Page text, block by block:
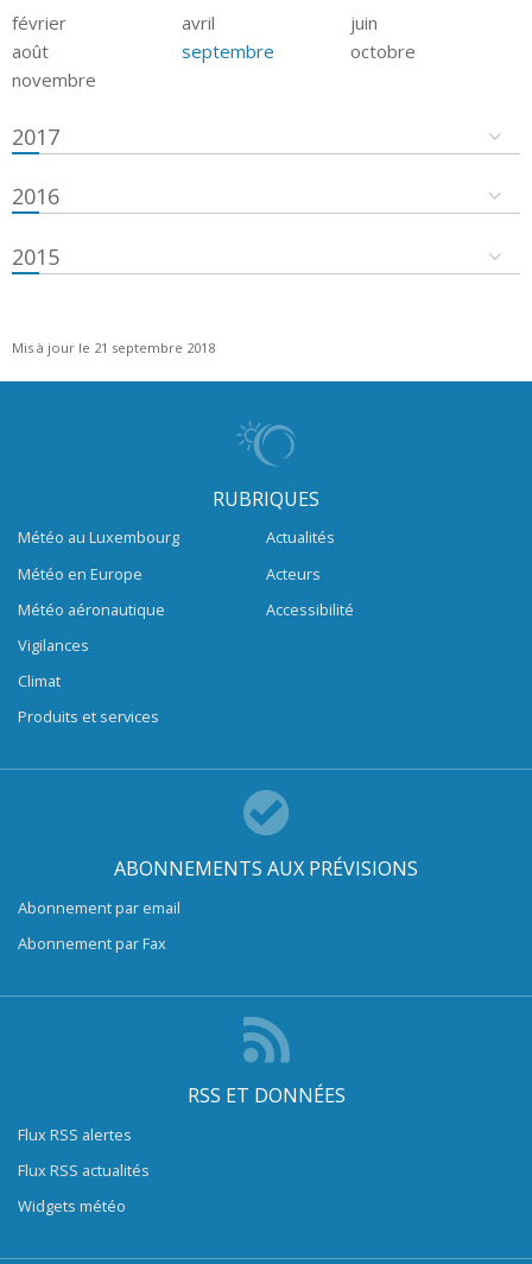
février avril
juin
août
septembre
octobre
novembre
2017
2016
2015
Mis à jour le 21 septembre 2018
RUBRIQUES
Météo au Luxembourg
Météo en Europe
Météo aéronautique
Vigilances
Climat
Produits et services
Actualités
Acteurs
Accessibilité
ABONNEMENTS AUX PRÉVISIONS
Abonnement par email
Abonnement par Fax
RSS ET DONNÉES
Flux RSS alertes
Flux RSS actualités
Widgets météo